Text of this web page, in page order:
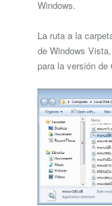
Windows.
La ruta a la
de Windows
para la versión de